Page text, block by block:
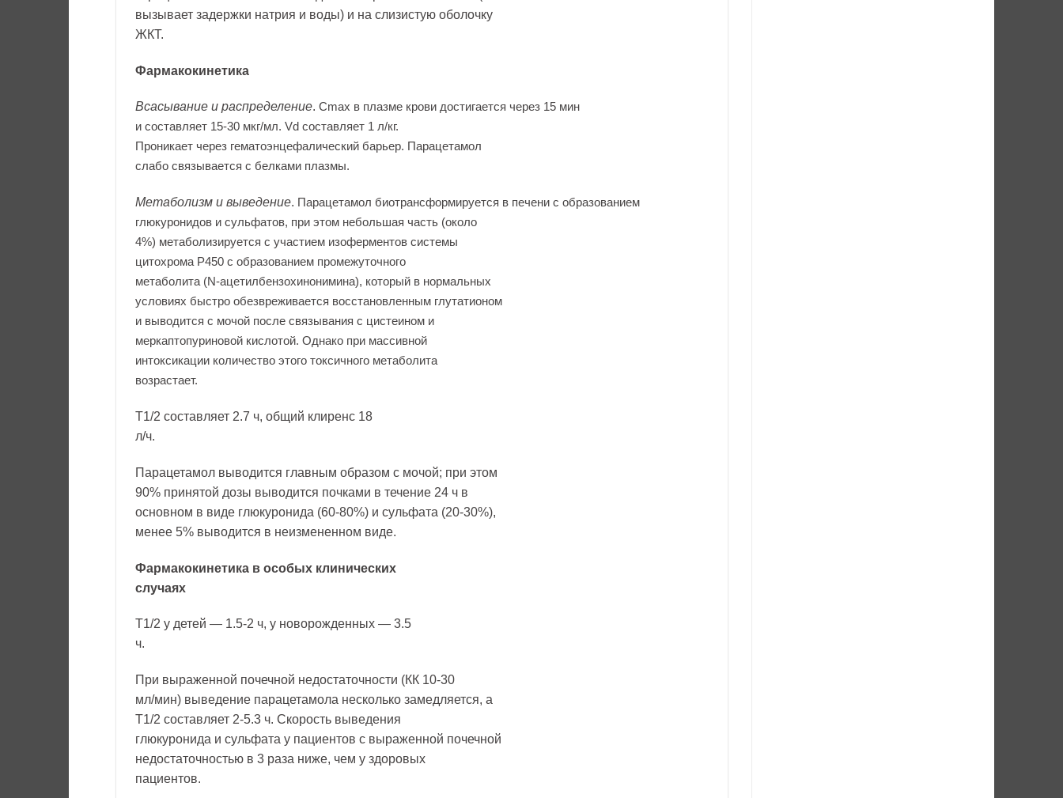
вызывает задержки натрия и воды) и на слизистую оболочку
ЖКТ.
Фармакокинетика
Всасывание и распределение. Cmax в плазме крови достигается через 15 мин
и составляет 15-30 мкг/мл. Vd составляет 1 л/кг.
Проникает через гематоэнцефалический барьер. Парацетамол
слабо связывается с белками плазмы.
Метаболизм и выведение. Парацетамол биотрансформируется в печени с образованием
глюкуронидов и сульфатов, при этом небольшая часть (около
4%) метаболизируется с участием изоферментов системы
цитохрома Р450 с образованием промежуточного
метаболита (N-ацетилбензохинонимина), который в нормальных
условиях быстро обезвреживается восстановленным глутатионом
и выводится с мочой после связывания с цистеином и
меркаптопуриновой кислотой. Однако при массивной
интоксикации количество этого токсичного метаболита
возрастает.
T1/2 составляет 2.7 ч, общий клиренс 18
л/ч.
Парацетамол выводится главным образом с мочой; при этом
90% принятой дозы выводится почками в течение 24 ч в
основном в виде глюкуронида (60-80%) и сульфата (20-30%),
менее 5% выводится в неизмененном виде.
Фармакокинетика в особых клинических
случаях
T1/2 у детей — 1.5-2 ч, у новорожденных — 3.5
ч.
При выраженной почечной недостаточности (КК 10-30
мл/мин) выведение парацетамола несколько замедляется, а
T1/2 составляет 2-5.3 ч. Скорость выведения
глюкуронида и сульфата у пациентов с выраженной почечной
недостаточностью в 3 раза ниже, чем у здоровых
пациентов.